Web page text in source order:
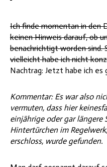
Ich finde momentan in den
keinen Hinweis darauf, ob
benachrichtigt worden sind.
vielleicht habe ich nicht
Nachtrag: Jetzt habe ich es
Kommentar: Es war also
vermuten, dass hier
einjährige oder gar längere
Hintertürchen im
erschloss, wurde gefunden.